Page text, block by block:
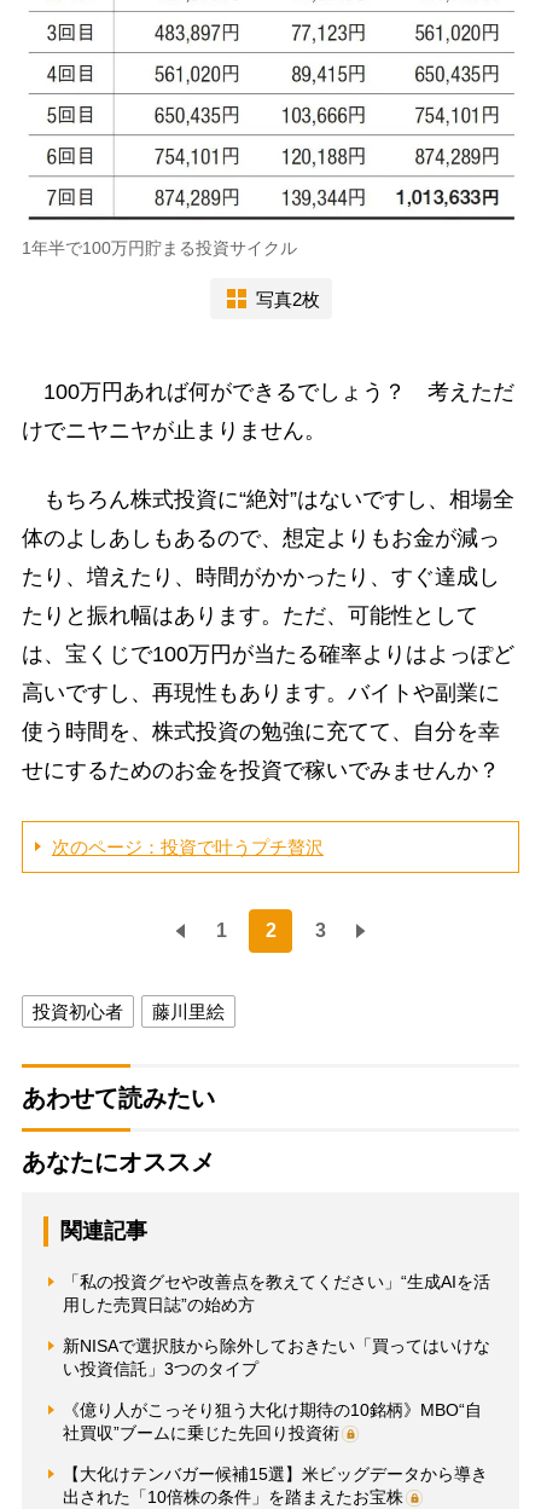
1年半で100万円貯まる投資サイクル
写真2枚
100万円あれば何ができるでしょう？ 考えただ
けでニヤニヤが止まりません。
もちろん株式投資に“絶対”はないですし、相場全
体のよしあしもあるので、想定よりもお金が減っ
たり、増えたり、時間がかかったり、すぐ達成し
たりと振れ幅はあります。ただ、可能性として
は、宝くじで100万円が当たる確率よりはよっぽど
高いですし、再現性もあります。バイトや副業に
使う時間を、株式投資の勉強に充てて、自分を幸
せにするためのお金を投資で稼いでみませんか？
次のページ：投資で叶うプチ贅沢
1 2 3
投資初心者 藤川里絵
あわせて読みたい
あなたにオススメ
関連記事
「私の投資グセや改善点を教えてください」“生成AIを活
用した売買日誌”の始め方
新NISAで選択肢から除外しておきたい「買ってはいけな
い投資信託」3つのタイプ
《億り人がこっそり狙う大化け期待の10銘柄》MBO“自
社買収”ブームに乗じた先回り投資術
【大化けテンバガー候補15選】米ビッグデータから導き
出された「10倍株の条件」を踏まえたお宝株